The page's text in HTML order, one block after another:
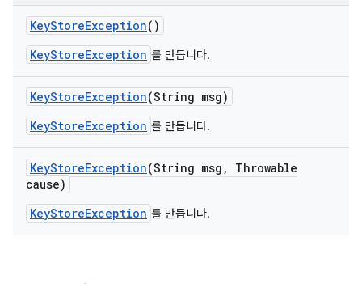
KeyStoreException()
KeyStoreException 를 만듭니다.
KeyStoreException(String msg)
KeyStoreException 를 만듭니다.
KeyStoreException(String msg ,
Throwable
cause)
KeyStoreException 를 만듭니다.